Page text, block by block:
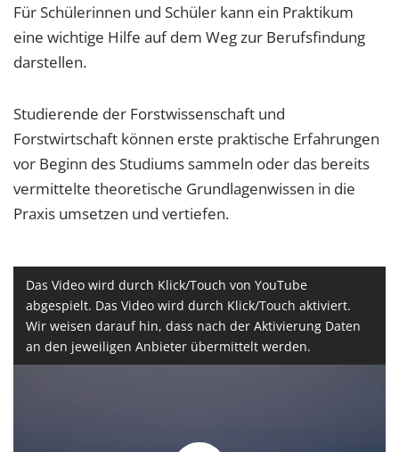
Für Schülerinnen und Schüler kann ein Praktikum
eine wichtige Hilfe auf dem Weg zur Berufsfindung
darstellen.
Studierende der Forstwissenschaft und
Forstwirtschaft können erste praktische Erfahrungen
vor Beginn des Studiums sammeln oder das bereits
vermittelte theoretische Grundlagenwissen in die
Praxis umsetzen und vertiefen.
Das Video wird durch Klick/Touch von YouTube
abgespielt. Das Video wird durch Klick/Touch aktiviert.
Wir weisen darauf hin, dass nach der Aktivierung Daten
an den jeweiligen Anbieter übermittelt werden.
der Website erforderlich.
Einverständnis-Cookie
cookie_consent
Zweck:
Dieser Cookie speichert die ausgewählten
Einverständnis-Optionen des Benutzers
Cookie Laufzeit:
EXTERNE MEDIEN
Um Inhalte von Videoplattformen und Social Media
Plattformen anzeigen zu können, werden von